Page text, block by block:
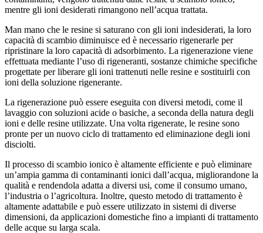
mentre gli ioni desiderati rimangono nell’acqua trattata.
Man mano che le resine si saturano con gli ioni indesiderati, la loro
capacità di scambio diminuisce ed è necessario rigenerarle per
ripristinare la loro capacità di adsorbimento. La rigenerazione viene
effettuata mediante l’uso di rigeneranti, sostanze chimiche specifiche
progettate per liberare gli ioni trattenuti nelle resine e sostituirli con
ioni della soluzione rigenerante.
La rigenerazione può essere eseguita con diversi metodi, come il
lavaggio con soluzioni acide o basiche, a seconda della natura degli
ioni e delle resine utilizzate. Una volta rigenerate, le resine sono
pronte per un nuovo ciclo di trattamento ed eliminazione degli ioni
disciolti.
Il processo di scambio ionico è altamente efficiente e può eliminare
un’ampia gamma di contaminanti ionici dall’acqua, migliorandone la
qualità e rendendola adatta a diversi usi, come il consumo umano,
l’industria o l’agricoltura. Inoltre, questo metodo di trattamento è
altamente adattabile e può essere utilizzato in sistemi di diverse
dimensioni, da applicazioni domestiche fino a impianti di trattamento
delle acque su larga scala.